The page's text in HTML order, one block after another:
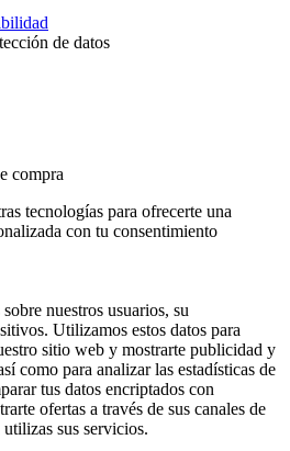
de datos
compra
tecnologías para ofrecerte una
con tu consentimiento
nuestros usuarios, su
Utilizamos estos datos para
sitio web y mostrarte publicidad y
como para analizar las estadísticas de
tus datos encriptados con
ofertas a través de sus canales de
sus servicios.